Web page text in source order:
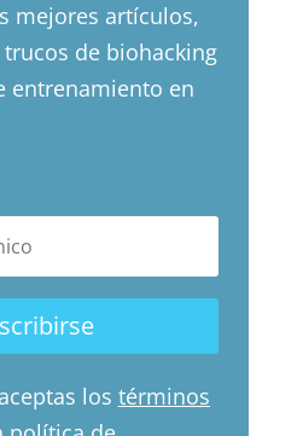
mejores artículos,
de biohacking
entrenamiento en
los términos